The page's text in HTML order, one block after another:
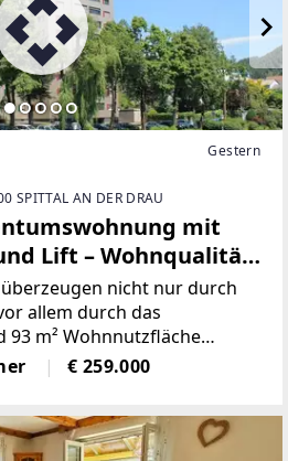
Gestern
SPITTAL AN DER DRAU
mit
Lift – Wohnqualität
nicht nur durch
allem durch das
m² Wohnnutzfläche
durchdachten
angenehmen Aussicht ins
€ 259.000